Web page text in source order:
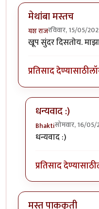
मेथांबा मस्तच
यश राजरविवार, 15/05/
खूप सुंदर दिसतोय.
प्रतिसाद देण्यासाठी
धन्यवाद :)
Bhaktiसोमवार, 16/
In reply to
धन्यवाद :)
प्रतिसाद देण्यासाठी